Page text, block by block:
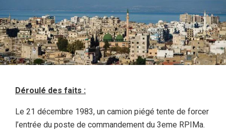
Déroulé des faits :
Le 21 décembre 1983, un camion piégé tente de forcer
l’entrée du poste de commandement du 3eme RPIMa.